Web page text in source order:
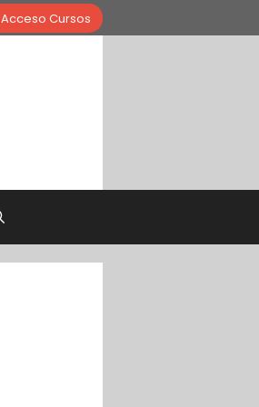
Acceso Cursos